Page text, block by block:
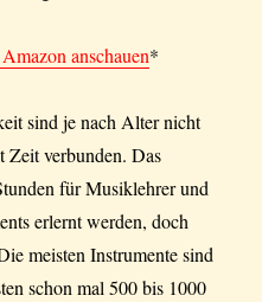
anschauen*
sind je nach Alter nicht
Zeit verbunden. Das
für Musiklehrer und
erlernt werden, doch
meisten Instrumente sind
schon mal 500 bis 1000